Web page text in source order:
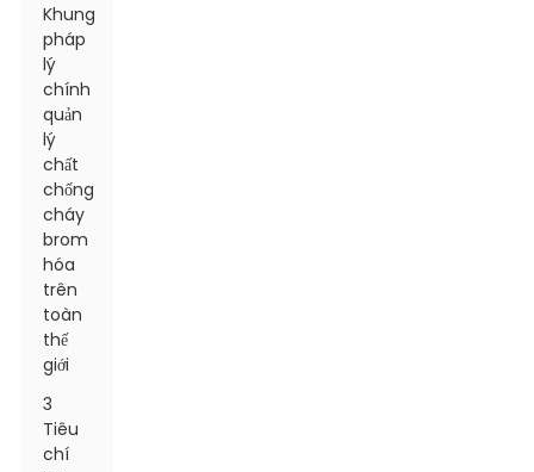
Khung
pháp
lý
chính
quản
lý
chất
chống
cháy
brom
hóa
trên
toàn
thế
giới
3
Tiêu
chí